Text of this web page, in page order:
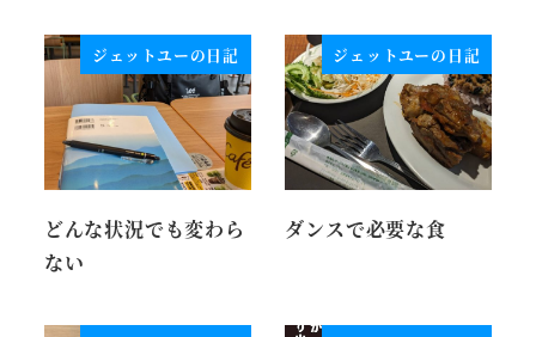
ジェットユーの日記
どんな状況でも変わら
ない
ジェットユーの日記
ダンスで必要な食